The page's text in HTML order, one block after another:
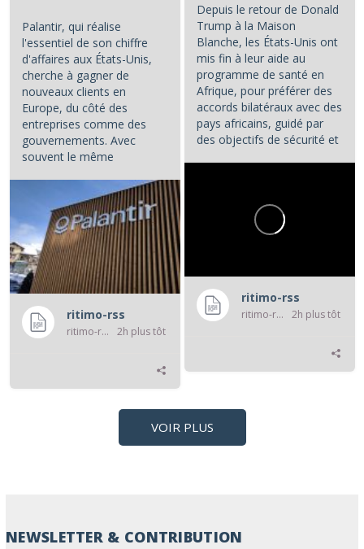
Depuis le retour de Donald
Trump à la Maison
Blanche, les États-Unis ont
mis fin à leur aide au
programme de santé en
Afrique, pour préférer des
accords bilatéraux avec des
pays africains, guidé par
des objectifs de sécurité et
ritimo-rss
ritimo-rss 2h plus tôt
Palantir, qui réalise
l'essentiel de son chiffre
d'affaires aux États-Unis,
cherche à gagner de
nouveaux clients en
Europe, du côté des
entreprises comme des
gouvernements. Avec
souvent le même
ritimo-rss
ritimo-rss 2h plus tôt
VOIR PLUS
NEWSLETTER & CONTRIBUTION